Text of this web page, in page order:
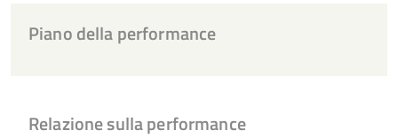
Piano della performance
Relazione sulla performance